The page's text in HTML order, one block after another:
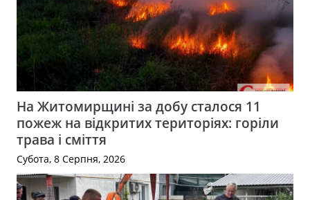
На Житомирщині за добу сталося 11
пожеж на відкритих територіях: горіли
трава і сміття
Субота, 8 Серпня, 2026